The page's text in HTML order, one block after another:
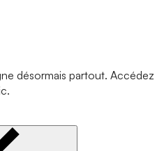
désormais partout. Accédez